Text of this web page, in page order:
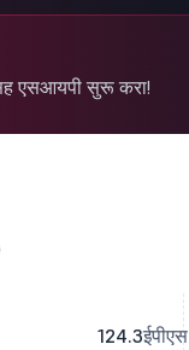
एसआयपी सुरू करा!
124.3ईपीएस